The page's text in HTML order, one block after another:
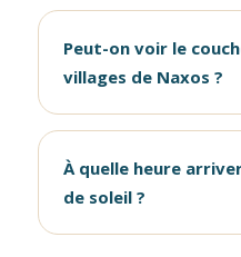
Peut-on voir le
villages de Naxos ?
À quelle heure
de soleil ?